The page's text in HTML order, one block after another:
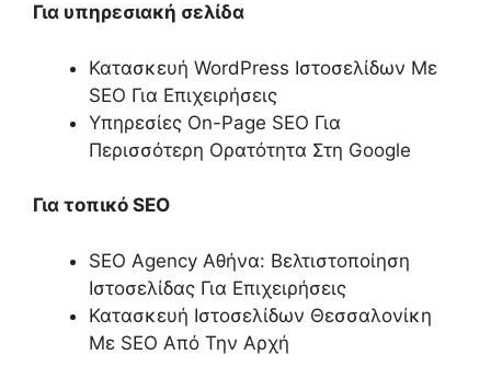
Για υπηρεσιακή σελίδα
Κατασκευή WordPress Ιστοσελίδων Με
SEO Για Επιχειρήσεις
Υπηρεσίες On-Page SEO Για
Περισσότερη Ορατότητα Στη Google
Για τοπικό SEO
SEO Agency Αθήνα: Βελτιστοποίηση
Ιστοσελίδας Για Επιχειρήσεις
Κατασκευή Ιστοσελίδων Θεσσαλονίκη
Με SEO Από Την Αρχή